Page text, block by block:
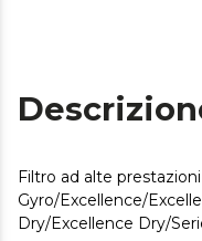
Filtro ad alte
Gyro/Excellence/
Dry/Excellence Dry/